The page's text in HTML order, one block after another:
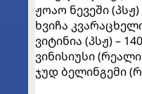
ჟოაო ნევეში
ხვიჩა
ვიტინია (პსჟ) –
ვინისიუსი
ჯუდ ბელინგემი